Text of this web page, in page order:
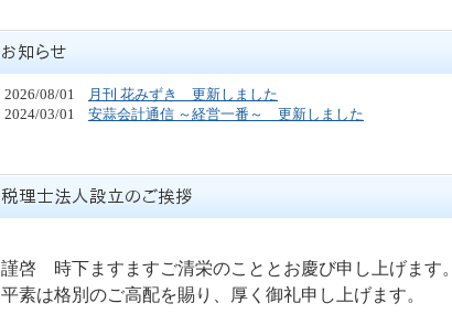
2026/08/01
月刊 花みずき 更新しました
2024/03/01
安蒜会計通信 ～経営一番～ 更新しました
謹啓 時下ますますご清栄のこととお慶び申し上げます。
平素は格別のご高配を賜り、厚く御礼申し上げます。